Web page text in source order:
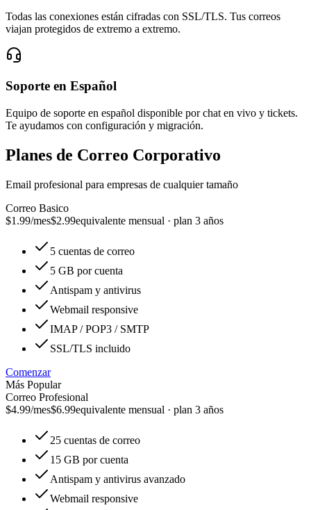
Todas las conexiones están cifradas con SSL/TLS. Tus correos
viajan protegidos de extremo a extremo.
Soporte en Español
Equipo de soporte en español disponible por chat en vivo y tickets.
Te ayudamos con configuración y migración.
Planes de Correo Corporativo
Email profesional para empresas de cualquier tamaño
Correo Basico
$1.99/mes$2.99equivalente mensual · plan 3 años
5 cuentas de correo
5 GB por cuenta
Antispam y antivirus
Webmail responsive
IMAP / POP3 / SMTP
SSL/TLS incluido
Comenzar
Más Popular
Correo Profesional
$4.99/mes$6.99equivalente mensual · plan 3 años
25 cuentas de correo
15 GB por cuenta
Antispam y antivirus avanzado
Webmail responsive